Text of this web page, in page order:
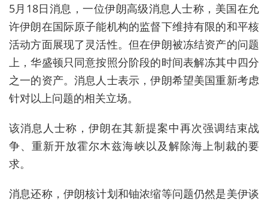
5月18日消息，一位伊朗高级消息人士称，美国在允
许伊朗在国际原子能机构的监督下维持有限的和平核
活动方面展现了灵活性。但在伊朗被冻结资产的问题
上，华盛顿只同意按照分阶段的时间表解冻其中四分
之一的资产。消息人士表示，伊朗希望美国重新考虑
针对以上问题的相关立场。
该消息人士称，伊朗在其新提案中再次强调结束战
争、重新开放霍尔木兹海峡以及解除海上制裁的要
求。
消息还称，伊朗核计划和铀浓缩等问题仍然是美伊谈